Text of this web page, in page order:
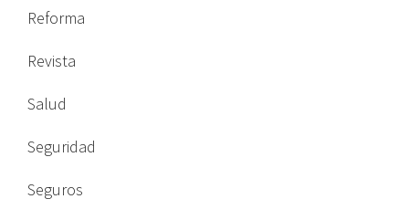
Reforma
Revista
Salud
Seguridad
Seguros